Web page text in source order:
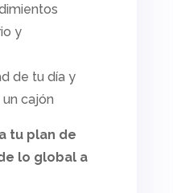
y
de tu día y
cajón
tu plan de
lo global a